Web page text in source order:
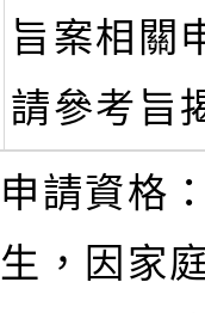
旨案相關
請參考旨
申請資格
生，因家